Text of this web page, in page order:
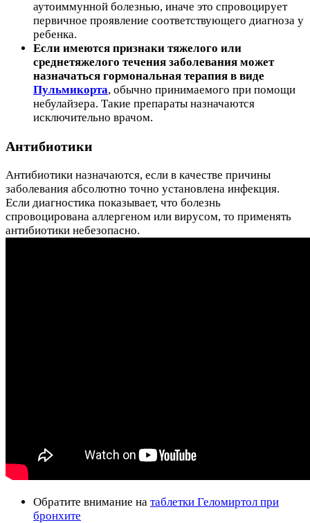
аутоиммунной болезнью, иначе это спровоцирует
первичное проявление соответствующего диагноза у
ребенка.
Если имеются признаки тяжелого или
среднетяжелого течения заболевания может
назначаться гормональная терапия в виде
Пульмикорта, обычно принимаемого при помощи
небулайзера. Такие препараты назначаются
исключительно врачом.
Антибиотики
Антибиотики назначаются, если в качестве причины
заболевания абсолютно точно установлена инфекция.
Если диагностика показывает, что болезнь
спровоцирована аллергеном или вирусом, то применять
антибиотики небезопасно.
Обратите внимание на таблетки Геломиртол при
бронхите